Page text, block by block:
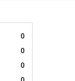
0
0
0